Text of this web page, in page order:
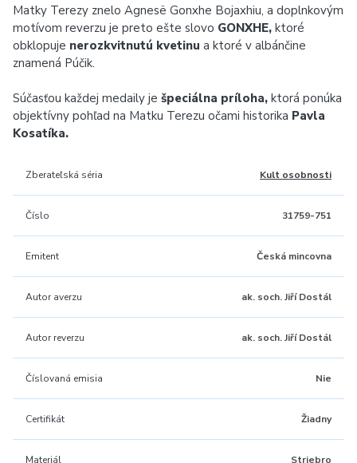
Matky Terezy znelo Agnesë Gonxhe Bojaxhiu, a doplnkovým
motívom reverzu je preto ešte slovo GONXHE, ktoré
obklopuje nerozkvitnutú kvetinu a ktoré v albánčine
znamená Púčik.
Súčasťou každej medaily je špeciálna príloha, ktorá ponúka
objektívny pohľad na Matku Terezu očami historika Pavla
Kosatíka.
Zberateľská séria Kult osobnosti
Číslo 31759-751
Emitent Česká mincovna
Autor averzu ak. soch. Jiří Dostál
Autor reverzu ak. soch. Jiří Dostál
Číslovaná emisia Nie
Certifikát Žiadny
Materiál Striebro